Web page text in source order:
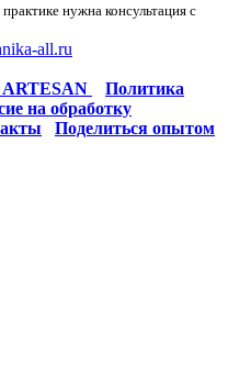
нужна консультация с
all.ru
Политика
на обработку
Поделиться опытом